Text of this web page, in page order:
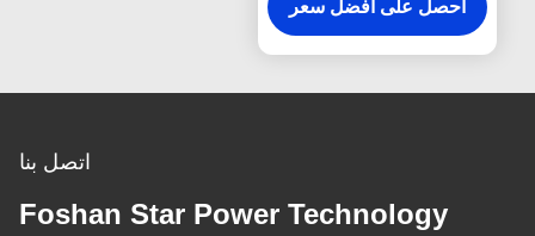
احصل على افضل سعر
اتصل بنا
Foshan Star Power Technology